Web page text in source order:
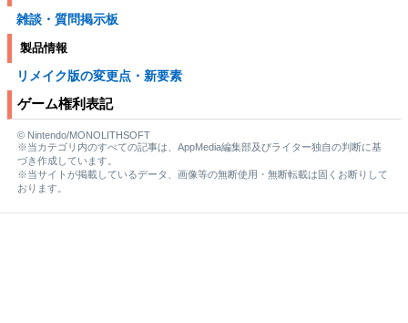
雑談・質問掲示板
製品情報
リメイク版の変更点・新要素
ゲーム権利表記
© Nintendo/MONOLITHSOFT
※当カテゴリ内のすべての記事は、AppMedia編集部及びライター独自の判断に基
づき作成しています。
※当サイトが掲載しているデータ、画像等の無断使用・無断転載は固くお断りして
おります。